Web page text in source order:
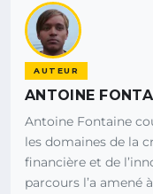
AUTEUR
ANTOINE
Antoine Fontaine
les domaines de la
financière et de
parcours l’a amené